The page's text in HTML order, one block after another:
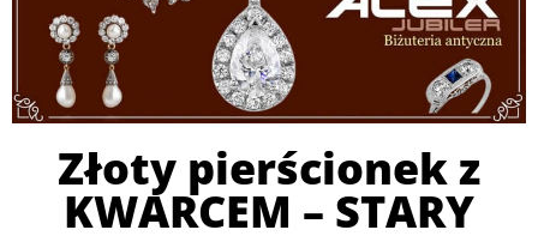
Złoty pierścionek z
KWARCEM – STARY